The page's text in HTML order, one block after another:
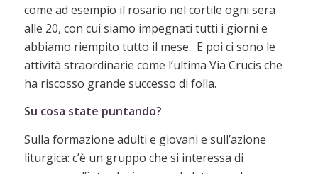
come ad esempio il rosario nel cortile ogni sera
alle 20, con cui siamo impegnati tutti i giorni e
abbiamo riempito tutto il mese. E poi ci sono le
attività straordinarie come l’ultima Via Crucis che
ha riscosso grande successo di folla.
Su cosa state puntando?
Sulla formazione adulti e giovani e sull’azione
liturgica: c’è un gruppo che si interessa di